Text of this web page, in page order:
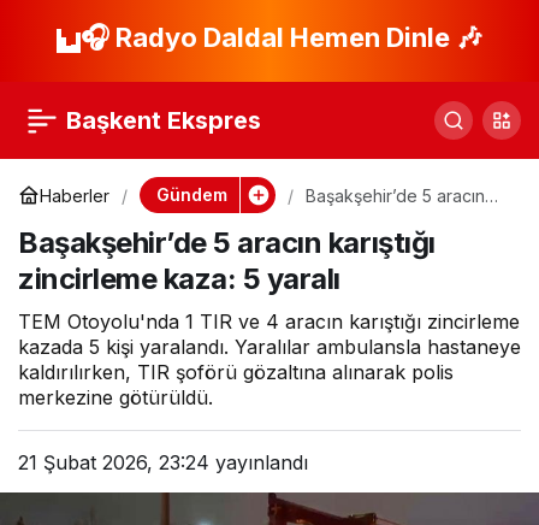
🎧 Radyo Daldal Hemen Dinle 🎶
Başkent Ekspres
Haberler Gündem
Başakşehir’de 5 aracın
5 yaralı
Başakşehir’de 5 aracın karıştığı
zincirleme kaza: 5 yaralı
TEM Otoyolu'nda 1 TIR ve 4 aracın karıştığı zincirleme
kazada 5 kişi yaralandı. Yaralılar ambulansla hastaneye
kaldırılırken, TIR şoförü gözaltına alınarak polis
merkezine götürüldü.
21 Şubat 2026, 23:24 yayınlandı
AFAD ve STK’lar İftar Paylaş